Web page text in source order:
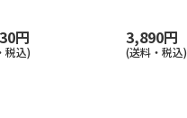
円
税込)
3,890円
(送料・税込)